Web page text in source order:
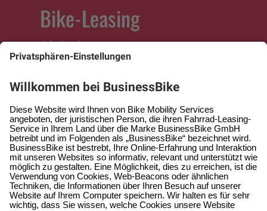
Bike-Leasing
Arbeitnehmer
Arbeitgeber
Fachhändler
Service
Hilfe & Kontakt
Hilfe-Center